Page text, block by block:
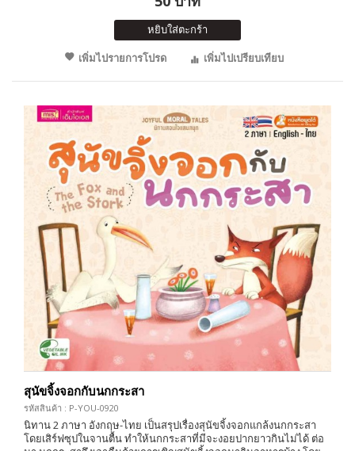
หยิบใส่ตะกร้า
เพิ่มไปรายการโปรด
เพิ่มไปเปรียบเทียบ
สุนัขจิ้งจอกกับนกกระสา
รหัสสินค้า : P-YOU-0920
นิทาน 2 ภาษา อังกฤษ-ไทย เป็นสรุปเรื่องสุนัขจิ้งจอกแกล้งนกกระสา
โดยเสิร์ฟซุปในจานตื้น ทำให้นกกระสาที่มีจะงอยปากยาวกินไม่ได้ ต่อ